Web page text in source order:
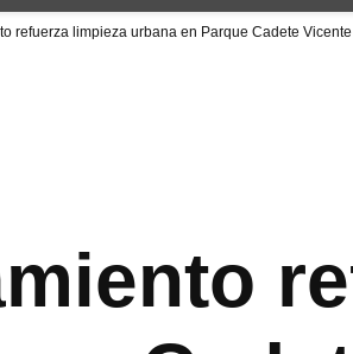
refuerza limpieza urbana en Parque Cadete